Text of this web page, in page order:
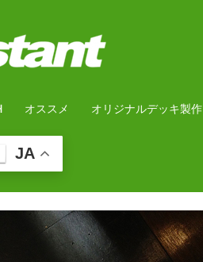
オススメ オリジナルデッキ製作
JA